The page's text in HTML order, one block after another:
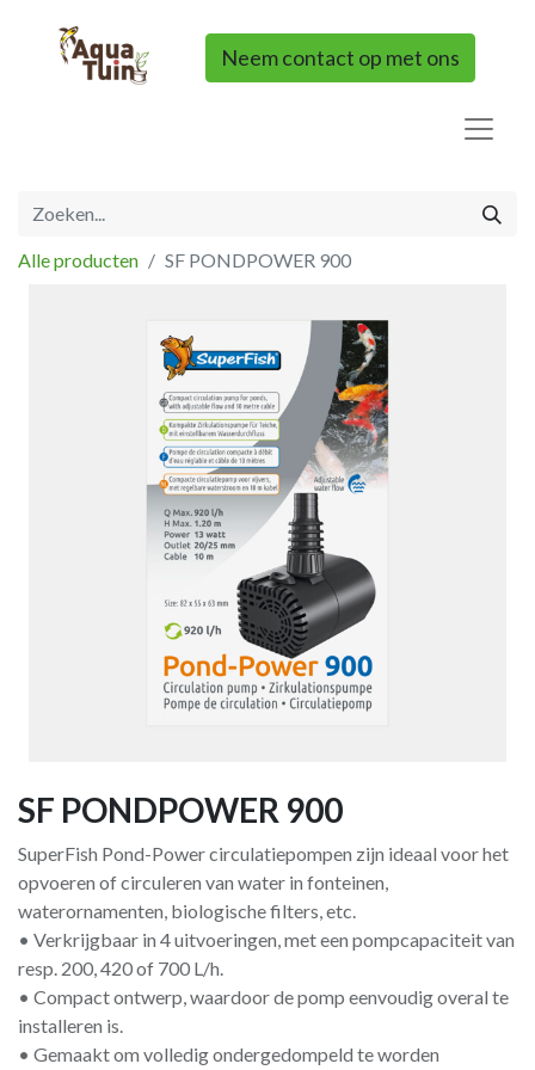
Neem contact op met ons
Alle producten SF PONDPOWER 900
SF PONDPOWER 900
SuperFish Pond-Power circulatiepompen zijn ideaal voor het
opvoeren of circuleren van water in fonteinen,
waterornamenten, biologische filters, etc.
• Verkrijgbaar in 4 uitvoeringen, met een pomp­capaciteit van
resp. 200, 420 of 700 L/h.
• Compact ontwerp, waardoor de pomp eenvoudig overal te
installeren is.
• Gemaakt om volledig onder­gedompeld te worden